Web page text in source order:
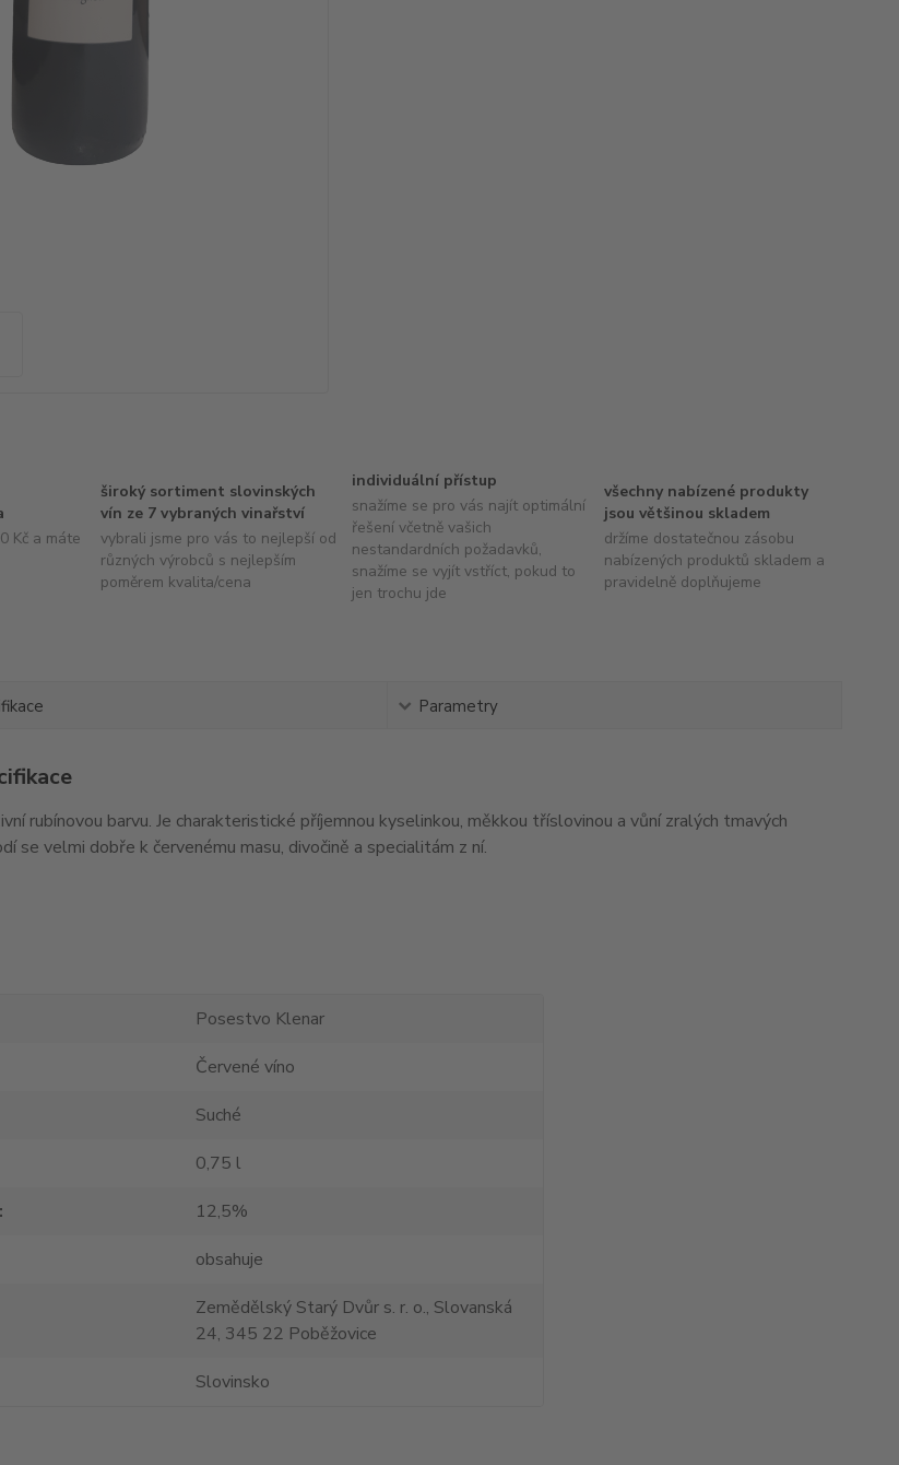
Kč a máte
široký sortiment slovinských
vín ze 7 vybraných vinařství
vybrali jsme pro vás to nejlepší od
různých výrobců s nejlepším
poměrem kvalita/cena
individuální přístup
snažíme se pro vás najít optimální
řešení včetně vašich
nestandardních požadavků,
snažíme se vyjít vstříct, pokud to
jen trochu jde
všechny nabízené produkty
jsou většinou skladem
držíme dostatečnou zásobu
nabízených produktů skladem a
pravidelně doplňujeme
Parametry
rubínovou barvu. Je charakteristické příjemnou kyselinkou, měkkou tříslovinou a vůní zralých tmavých
se velmi dobře k červenému masu, divočině a specialitám z ní.
Posestvo Klenar
Červené víno
Suché
0,75 l
12,5%
obsahuje
Zemědělský Starý Dvůr s. r. o., Slovanská
24, 345 22 Poběžovice
Slovinsko